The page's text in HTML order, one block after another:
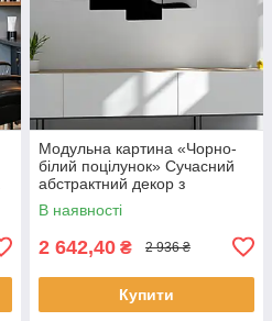
Модульна картина «Чорно-
білий поцілунок» Сучасний
абстрактний декор з
еротичним підтекстом
Закохана пара 125х70 із 5
В наявності
2 642,40 ₴ 2 936 ₴
Купити